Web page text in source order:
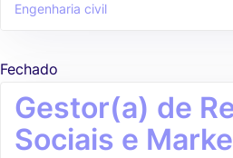
Engenharia civil
Fechado
Gestor(a) de
Sociais e